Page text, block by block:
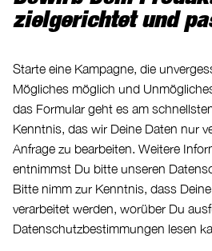
zielgerichtet und
Starte eine Kampagne, die
Mögliches möglich und
das Formular geht es am
Kenntnis, das wir Deine Daten nur
Anfrage zu bearbeiten. Weitere
entnimmst Du bitte unseren
Bitte nimm zur Kenntnis, dass
verarbeitet werden, worüber Du
Datenschutzbestimmungen lesen